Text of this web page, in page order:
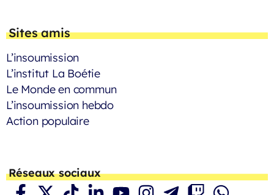
Sites amis
L’insoumission
L’institut La Boétie
Le Monde en commun
L’insoumission hebdo
Action populaire
Réseaux sociaux